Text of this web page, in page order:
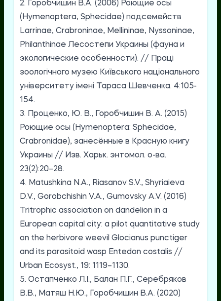
2. Горобчишин В.А. (2006) Роющие осы
(Hymenoptera, Sphecidae) подсемейств
Larrinae, Crabroninae, Mellininae, Nyssoninae,
Philanthinae Лесостепи Украины (фауна и
экологические особенности). // Праці
зоологічного музею Київського національного
університету імені Тараса Шевченка. 4:105-
154.
3. Проценко, Ю. В., Горобчишин В. А. (2015)
Роющие осы (Hymenoptera: Sphecidae,
Crabronidae), занесённые в Красную книгу
Украины // Изв. Харьк. энтомол. о-ва.
23(2):20–28.
4. Matushkina N.A., Riasanov S.V., Shyriaieva
D.V., Gorobchishin V.A., Gumovsky A.V. (2016)
Tritrophic association on dandelion in a
European capital city: a pilot quantitative study
on the herbivore weevil Glocianus punctiger
and its parasitoid wasp Entedon costalis //
Urban Ecosyst., 19: 1119–1130.
5. Остапченко Л.І., Балан П.Г., Серебряков
В.В., Матяш Н.Ю., Горобчишин В.А. (2020)